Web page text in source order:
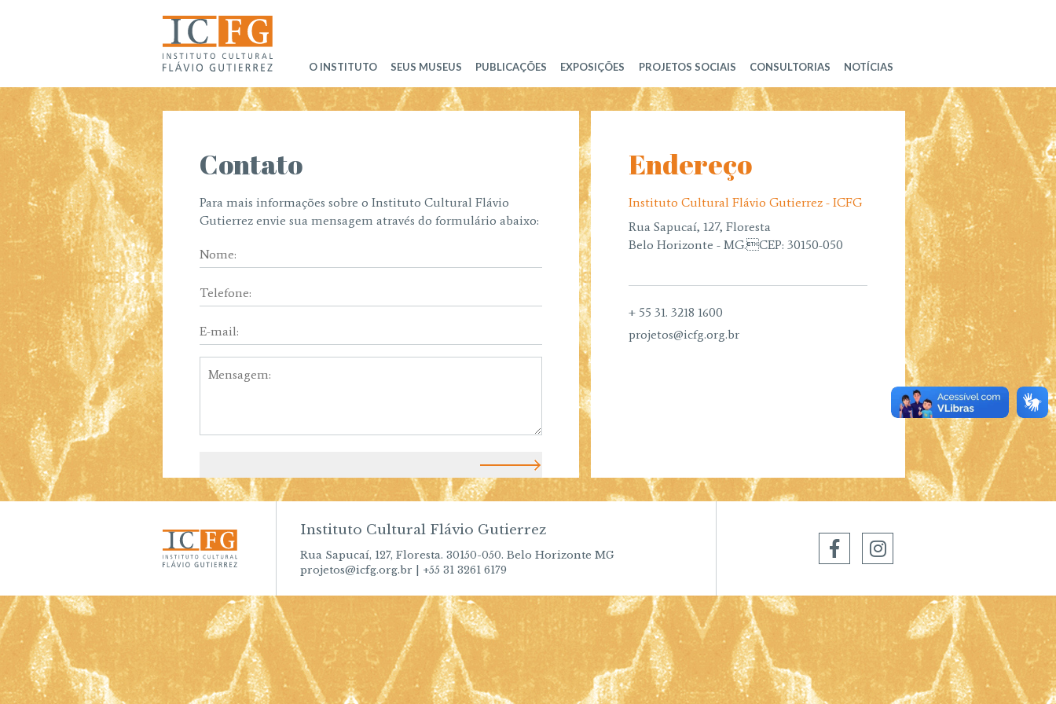
O INSTITUTO SEUS MUSEUS PUBLICAÇÕES EXPOSIÇÕES PROJETOS SOCIAIS CONSULTORIAS NOTÍCIAS
Contato
Para mais informações sobre o Instituto Cultural Flávio
Gutierrez envie sua mensagem através do formulário abaixo:
Endereço
Instituto Cultural Flávio Gutierrez - ICFG
Rua Sapucaí, 127, Floresta
Belo Horizonte - MG.CEP: 30150-050
+ 55 31. 3218 1600
projetos@icfg.org.br
Instituto Cultural Flávio Gutierrez
Rua Sapucaí, 127, Floresta. 30150-050. Belo Horizonte MG
projetos@icfg.org.br | +55 31 3261 6179